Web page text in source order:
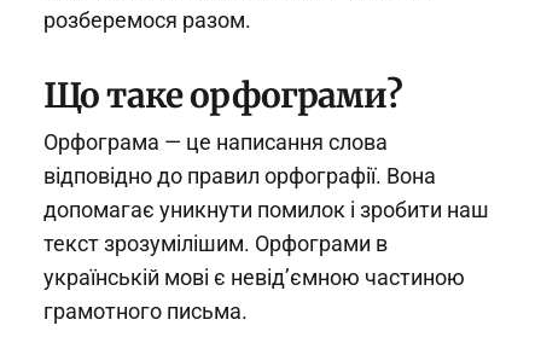
розберемося разом.
Що таке орфограми?
Орфограма — це написання слова
відповідно до правил орфографії. Вона
допомагає уникнути помилок і зробити наш
текст зрозумілішим. Орфограми в
українській мові є невід’ємною частиною
грамотного письма.